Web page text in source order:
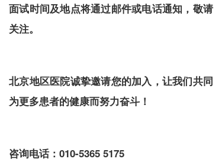
面试时间及地点将通过邮件或电话通知，敬请
关注。
北京地区医院诚挚邀请您的加入，让我们共同
为更多患者的健康而努力奋斗！
咨询电话：010-5365 5175